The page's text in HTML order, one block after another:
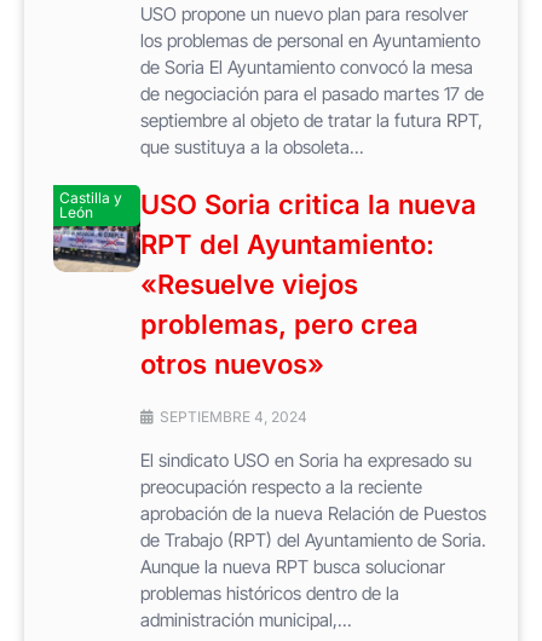
USO propone un nuevo plan para resolver
los problemas de personal en Ayuntamiento
de Soria El Ayuntamiento convocó la mesa
de negociación para el pasado martes 17 de
septiembre al objeto de tratar la futura RPT,
que sustituya a la obsoleta...
Castilla y
León
USO Soria critica la nueva
RPT del Ayuntamiento:
«Resuelve viejos
problemas, pero crea
otros nuevos»
SEPTIEMBRE 4, 2024
El sindicato USO en Soria ha expresado su
preocupación respecto a la reciente
aprobación de la nueva Relación de Puestos
de Trabajo (RPT) del Ayuntamiento de Soria.
Aunque la nueva RPT busca solucionar
problemas históricos dentro de la
administración municipal,...